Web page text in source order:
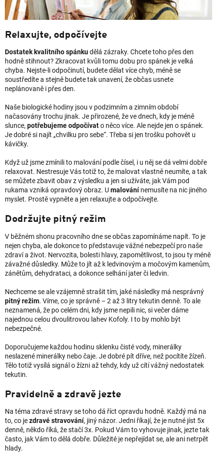
Relaxujte, odpočívejte
Dostatek kvalitního spánkudělá zázraky. Chcete toho přes den
hodně stihnout? Zkracovat kvůli tomu dobu pro spánek je velká
chyba. Nejste-li odpočinutí, budete dělat více chyb, méně se
soustředíte a stejně budete tak unavení, že občas usnete
neplánovaně i přes den.
Naše biologické hodiny jsou v podzimním a zimním období
načasovány trochu jinak. Je přirozené, že ve dnech, kdy je méně
slunce, potřebujeme odpočívato něco více. Ale nejde jen o spánek.
Je dobré si najít „chvilku pro sebe“. Třeba si jen trošku pohovět u
kávičky.
Když už jsme zmínili to malování podle čísel, i u něj se dá velmi dobře
relaxovat. Nestresuje Vás totiž to, že malovat vlastně neumíte, a tak
se můžete zbavit obav z výsledku a jen si užíváte, jak Vám pod
rukama vzniká opravdový obraz. Umalovánínemusíte na nic jiného
myslet. Prostě vypněte a jen relaxujte a odpočívejte.
Dodržujte pitný režim
V běžném shonu pracovního dne se občas zapomínáme napít. To je
nejen chyba, ale dokonce to představuje vážné nebezpečí pro naše
zdraví a život. Nervozita, bolesti hlavy, zapomětlivost, to jsou ty méně
závažné důsledky. Může to jít až k ledvinovým a močovým kamenům,
zánětům, dehydrataci, a dokonce selhání jater či ledvin.
Nechceme se ale vzájemně strašit tím, jaké následky má nesprávný
pitný režim. Víme, co je správně – 2 až 3 litry tekutin denně. To ale
neznamená, že po celém dni, kdy jsme nepili nic, si večer dáme
najednou celou dvoulitrovou lahev Kofoly. I to by mohlo být
nebezpečné.
Doporučujeme každou hodinu sklenku čisté vody, minerálky
neslazené minerálky nebo čaje. Je dobré pít dříve, než pocítíte žízeň.
Tělo totiž vysílá signál o žízni až tehdy, kdy už cítí vážný nedostatek
tekutin.
Pravidelně a zdravě jezte
Na téma zdravé stravy se toho dá říct opravdu hodně. Každý má na
to, co jezdravé stravování, jiný názor. Jedni říkají, že je nutné jíst 5x
denně, někdo říká, že stačí 3x. Pokud Vám to vyhovuje jinak, jezte tak
často, jak Vám to dělá dobře. Důležité je nepřejídat se, ale ani netrpět
hlady.